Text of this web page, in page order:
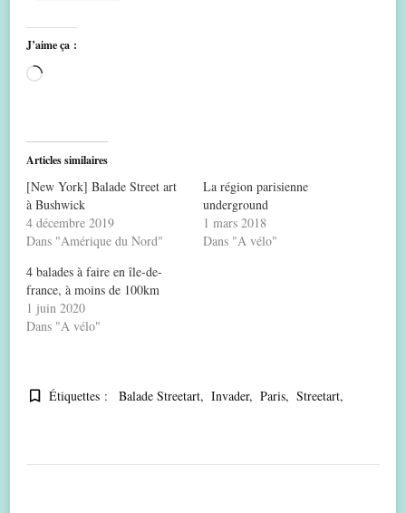
J’aime ça :
Chargement…
Articles similaires
[New York] Balade Street art
à Bushwick
4 décembre 2019
Dans "Amérique du Nord"
La région parisienne
underground
1 mars 2018
Dans "A vélo"
4 balades à faire en île-de-
france, à moins de 100km
1 juin 2020
Dans "A vélo"
Étiquettes : Balade Streetart Invader Paris Streetart